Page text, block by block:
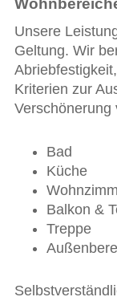
Unsere
Geltung. Wir
Kriterien zur
Verschönerung
Bad
Küche
Balkon &
Treppe